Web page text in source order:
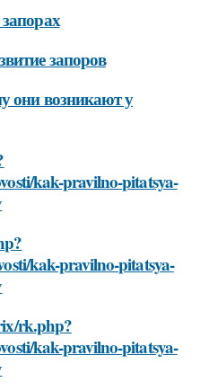
запоров
они возникают у
kak-pravilno-pitatsya-
kak-pravilno-pitatsya-
rk.php?
kak-pravilno-pitatsya-